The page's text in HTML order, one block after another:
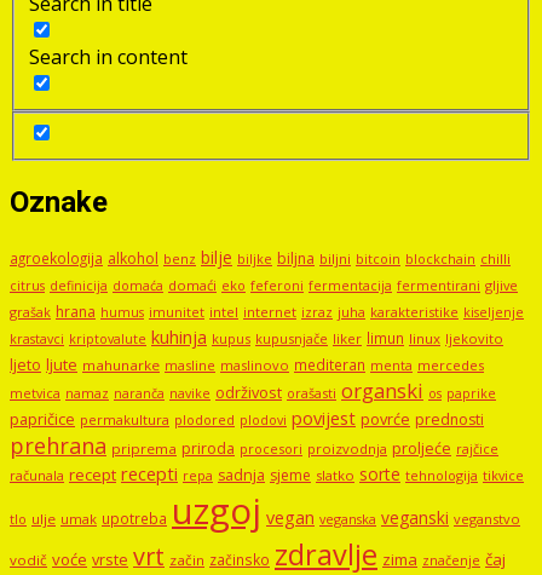
Search in content
Oznake
agroekologija alkohol benz bilje biljke biljna biljni bitcoin blockchain chilli
citrus definicija domaća domaći eko feferoni fermentacija fermentirani gljive
grašak hrana humus imunitet intel internet izraz juha karakteristike kiseljenje
krastavci kriptovalute kuhinja kupus kupusnjače liker limun linux ljekovito
ljeto ljute mahunarke masline maslinovo mediteran menta mercedes
metvica namaz naranča navike održivost orašasti organski os paprike
papričice permakultura plodored plodovi povijest povrće prednosti
prehrana priprema priroda procesori proizvodnja proljeće rajčice
računala recept recepti repa sadnja sjeme slatko sorte tehnologija tikvice
tlo ulje umak upotreba uzgoj vegan veganska veganski veganstvo
vodič voće vrste vrt začin začinsko zdravlje zima značenje čaj